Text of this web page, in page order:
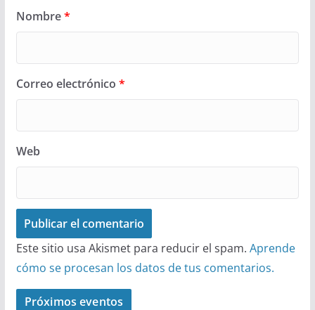
Nombre*
Correo electrónico *
Web
Este sitio usa Akismet para reducir el spam. Aprende
cómo se procesan los datos de tus comentarios.
Próximos eventos